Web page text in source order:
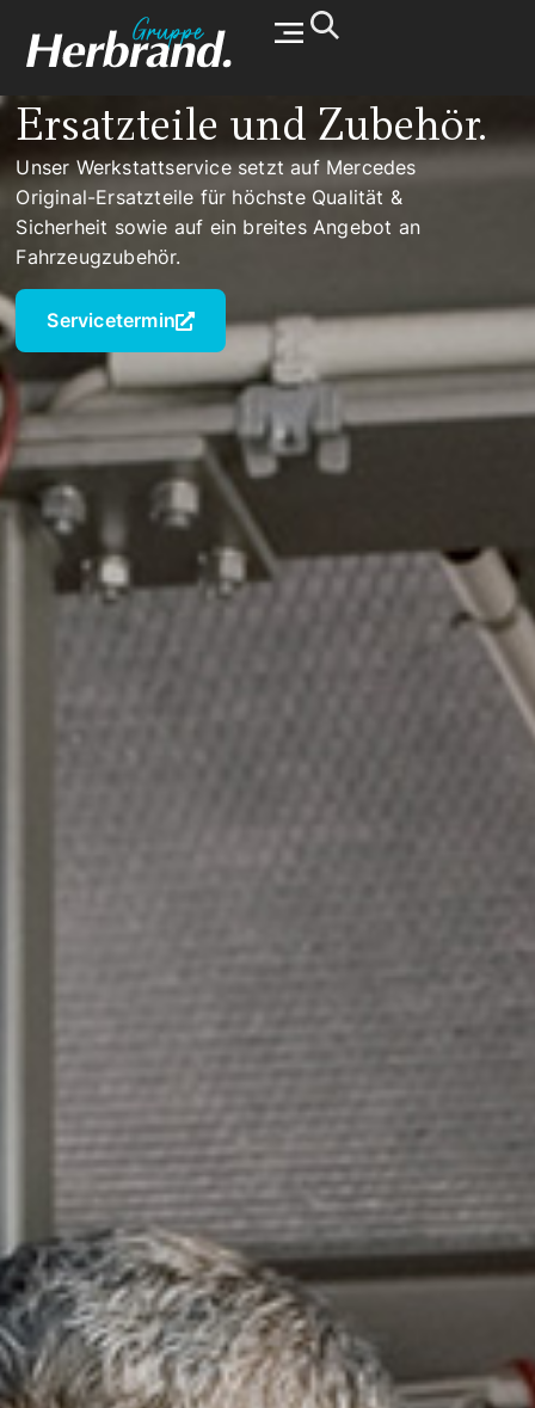
Ersatzteile und Zubehör.
Unser Werkstattservice setzt auf Mercedes
Original-Ersatzteile für höchste Qualität &
Sicherheit sowie auf ein breites Angebot an
Fahrzeugzubehör.
Servicetermin